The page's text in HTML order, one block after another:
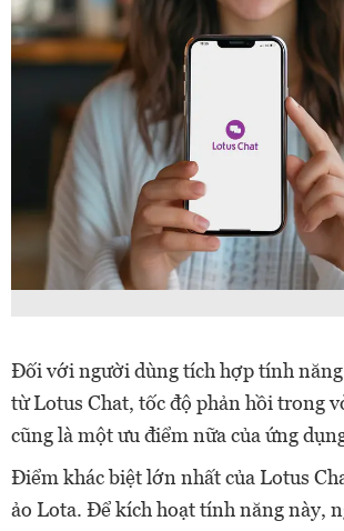
Đối với người dùng tích hợp tính
từ Lotus Chat, tốc độ phản hồi trong
cũng là một ưu điểm nữa của ứng
Điểm khác biệt lớn nhất của Lotus
ảo Lota. Để kích hoạt tính năng này,